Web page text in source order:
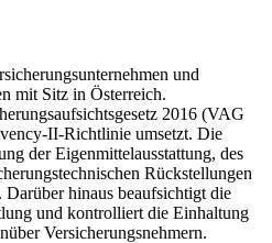
und
mit Sitz in Österreich.
2016 (VAG
II-Richtlinie umsetzt. Die
der Eigenmittelausstattung, des
Rückstellungen
hinaus beaufsichtigt die
und kontrolliert die Einhaltung
Versicherungsnehmern.